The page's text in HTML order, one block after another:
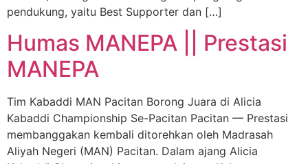
pendukung, yaitu Best Supporter dan […]
Humas MANEPA || Prestasi
MANEPA
Tim Kabaddi MAN Pacitan Borong Juara di Alicia
Kabaddi Championship Se-Pacitan Pacitan — Prestasi
membanggakan kembali ditorehkan oleh Madrasah
Aliyah Negeri (MAN) Pacitan. Dalam ajang Alicia